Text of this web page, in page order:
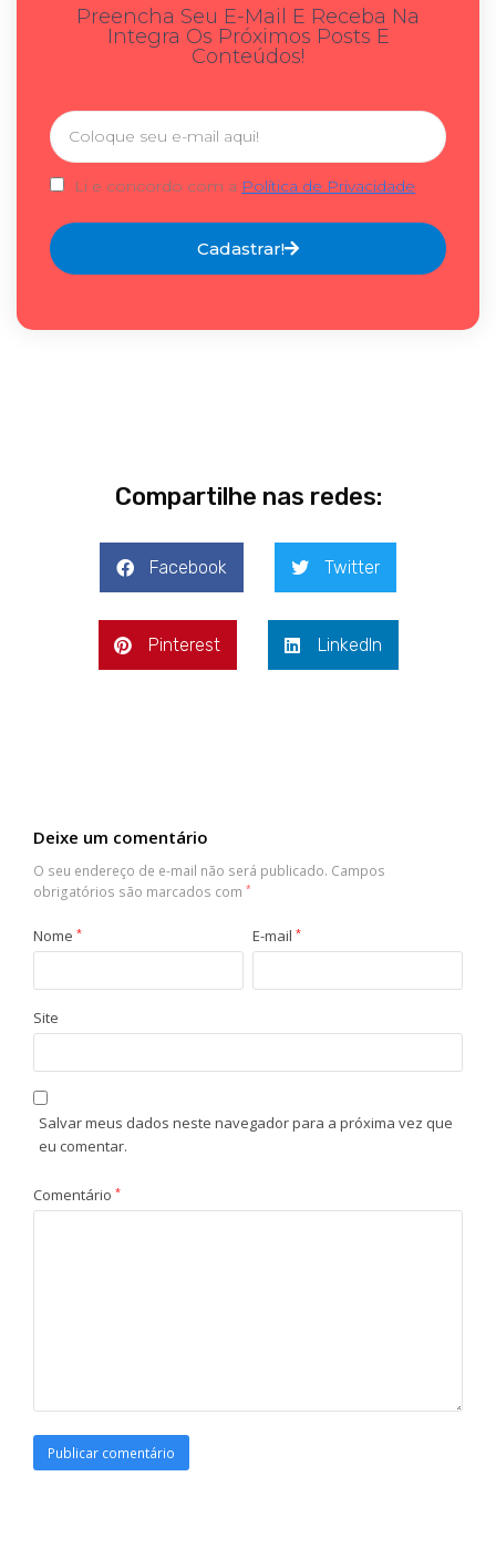
Preencha Seu E-Mail E Receba Na
Integra Os Próximos Posts E
Conteúdos!
Li e concordo com a Política de Privacidade
Cadastrar!
Compartilhe nas redes:
Facebook Twitter
Pinterest LinkedIn
Deixe um comentário
O seu endereço de e-mail não será publicado. Campos
obrigatórios são marcados com *
Nome * E-mail *
Site
Salvar meus dados neste navegador para a próxima vez que
eu comentar.
Comentário *